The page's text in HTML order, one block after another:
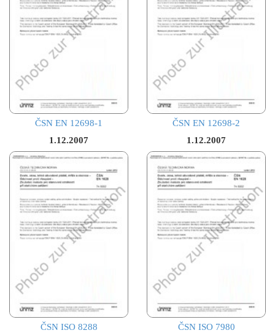
ČSN EN 12698-1
1.12.2007
ČSN EN 12698-2
1.12.2007
ČSN ISO 8288
ČSN ISO 7980